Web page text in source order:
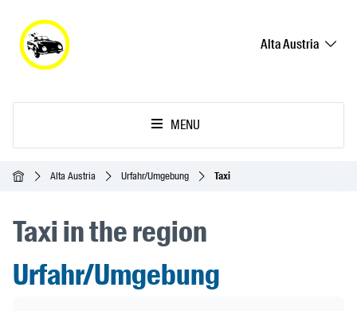
Alta Austria
MENU
Inicio Alta Austria Urfahr/Umgebung Taxi
Taxi in the region
Urfahr/Umgebung